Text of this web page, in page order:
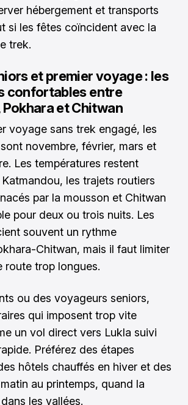
hébergement et transports
si les fêtes coïncident avec la
trek.
et premier voyage : les
confortables entre
et Chitwan
voyage sans trek engagé, les
novembre, février, mars et
Les températures restent
les trajets routiers
par la mousson et Chitwan
pour deux ou trois nuits. Les
souvent un rythme
Chitwan, mais il faut limiter
route trop longues.
ou des voyageurs seniors,
qui imposent trop vite
un vol direct vers Lukla suivi
Préférez des étapes
hôtels chauffés en hiver et des
au printemps, quand la
les vallées.